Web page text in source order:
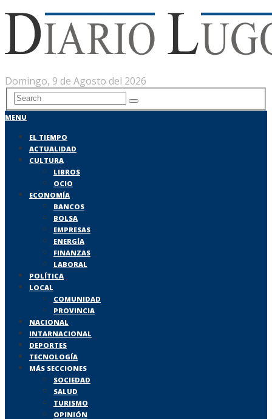
Domingo, 9 de Agosto del 2026
MENU
EL TIEMPO
ACTUALIDAD
CULTURA
LIBROS
OCIO
ECONOMÍA
BANCOS
BOLSA
EMPRESAS
ENERGÍA
FINANZAS
LABORAL
POLÍTICA
LOCAL
COMUNIDAD
PROVINCIA
NACIONAL
INTARNACIONAL
DEPORTES
TECNOLOGÍA
MÁS SECCIONES
SOCIEDAD
SALUD
TURISMO
OPINIÓN